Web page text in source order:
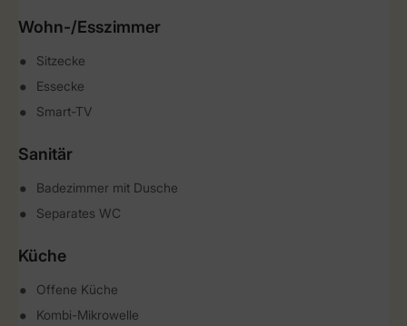
Wohn-/Esszimmer
Sitzecke
Essecke
Smart-TV
Sanitär
Badezimmer mit Dusche
Separates WC
Küche
Offene Küche
Kombi-Mikrowelle